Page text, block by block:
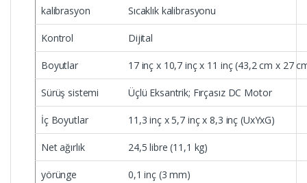
kalibrasyon Sıcaklık kalibrasyonu
Kontrol Dijital
Boyutlar 17 inç x 10,7 inç x 11 inç (43,2 cm x 27
Sürüş sistemi Üçlü Eksantrik; Fırçasız DC Motor
İç Boyutlar 11,3 inç x 5,7 inç x 8,3 inç (UxYxG)
Net ağırlık 24,5 libre (11,1 kg)
yörünge 0,1 inç (3 mm)